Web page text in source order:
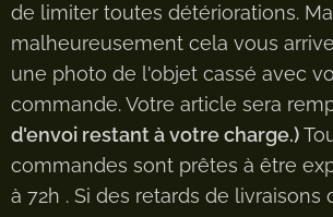
de limiter toutes détériorations.
malheureusement cela vous
une photo de l'objet cassé avec
commande. Votre article sera
d'envoi restant à votre charge.)
commandes sont prêtes à être
à 72h . Si des retards de livraisons